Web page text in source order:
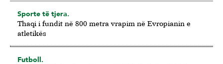
Sporte të tjera.
Thaqi i fundit në 800 metra vrapim në Evropianin e
atletikës
Futboll.